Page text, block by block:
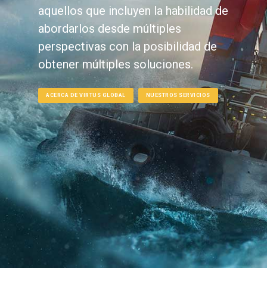
aquellos que incluyen la habilidad de
abordarlos desde múltiples
perspectivas con la posibilidad de
obtener múltiples soluciones.
ACERCA DE VIRTUS GLOBAL NUESTROS SERVICIOS